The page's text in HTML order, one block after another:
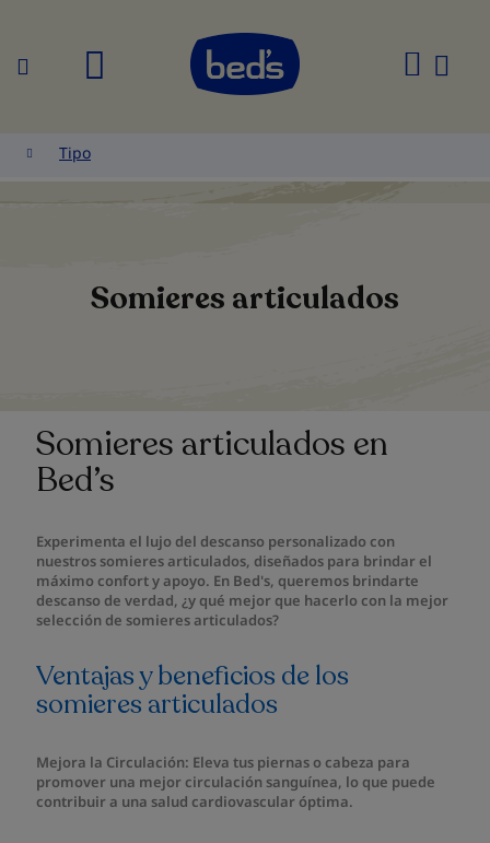
Buscar
Tipo
Somieres articulados
Somieres articulados en
Bed’s
Experimenta el lujo del descanso personalizado con
nuestros somieres articulados, diseñados para brindar el
máximo confort y apoyo. En Bed's, queremos brindarte
descanso de verdad, ¿y qué mejor que hacerlo con la mejor
selección de somieres articulados?
Ventajas y beneficios de los
somieres articulados
Mejora la Circulación: Eleva tus piernas o cabeza para
promover una mejor circulación sanguínea, lo que puede
contribuir a una salud cardiovascular óptima.